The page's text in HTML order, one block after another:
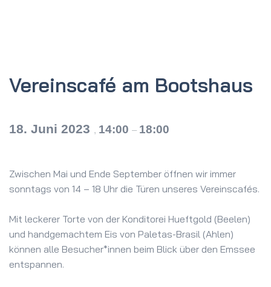
Vereinscafé am Bootshaus
18. Juni 2023 , 14:00 – 18:00
Zwischen Mai und Ende September öffnen wir immer
sonntags von 14 – 18 Uhr die Türen unseres Vereinscafés.
Mit leckerer Torte von der Konditorei Hueftgold (Beelen)
und handgemachtem Eis von Paletas-Brasil (Ahlen)
können alle Besucher*innen beim Blick über den Emssee
entspannen.